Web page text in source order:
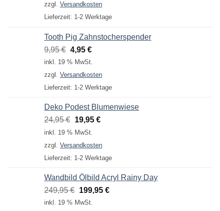
14,95 €9,95 €.
zzgl. Versandkosten
Lieferzeit: 1-2 Werktage
Tooth Pig Zahnstocherspender
9,95€ Ursprünglicher
Preis
9,95 €
4,95 €Aktueller
4,95 €.
inkl. 19 % MwSt.
zzgl. Versandkosten
Lieferzeit: 1-2 Werktage
Deko Podest Blumenwiese
24,95€ Ursprünglicher
Preis
24,95 €
19,95 €Aktueller
19,95 €.
inkl. 19 % MwSt.
zzgl. Versandkosten
Lieferzeit: 1-2 Werktage
Wandbild Ölbild Acryl Rainy Day
249,95€ Ursprünglicher
Preis
199,95 €Aktueller
inkl. 19 % MwSt.